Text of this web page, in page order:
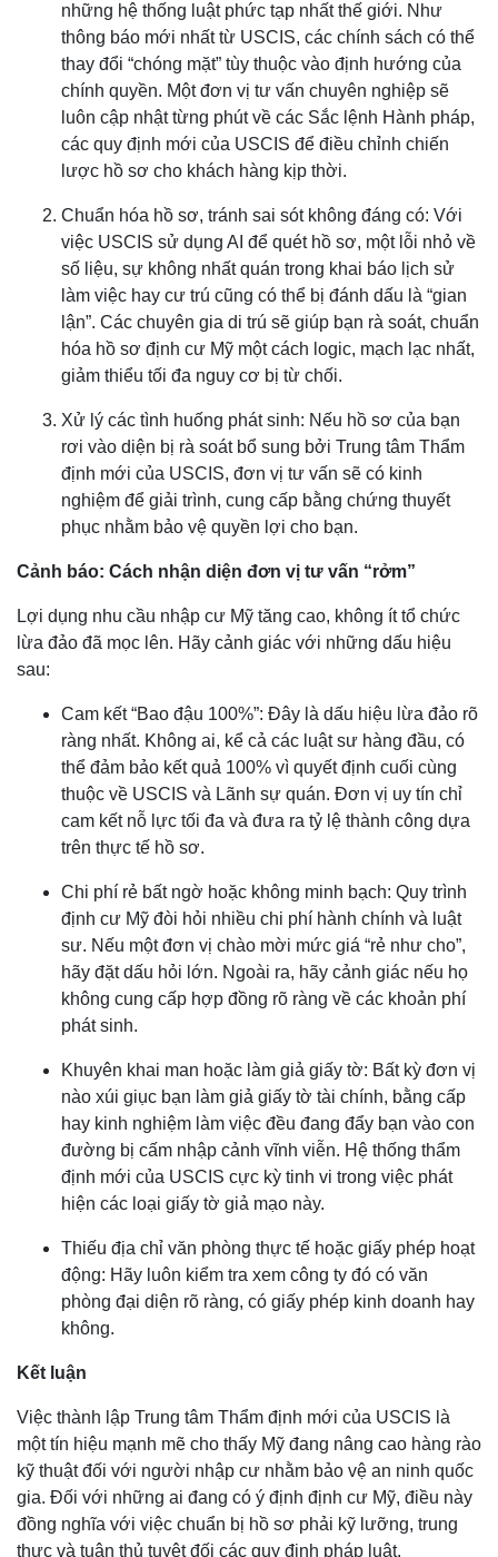
những hệ thống luật phức tạp nhất thế giới. Như
thông báo mới nhất từ USCIS, các chính sách có thể
thay đổi “chóng mặt” tùy thuộc vào định hướng của
chính quyền. Một đơn vị tư vấn chuyên nghiệp sẽ
luôn cập nhật từng phút về các Sắc lệnh Hành pháp,
các quy định mới của USCIS để điều chỉnh chiến
lược hồ sơ cho khách hàng kịp thời.
Chuẩn hóa hồ sơ, tránh sai sót không đáng có: Với
việc USCIS sử dụng AI để quét hồ sơ, một lỗi nhỏ về
số liệu, sự không nhất quán trong khai báo lịch sử
làm việc hay cư trú cũng có thể bị đánh dấu là “gian
lận”. Các chuyên gia di trú sẽ giúp bạn rà soát, chuẩn
hóa hồ sơ định cư Mỹ một cách logic, mạch lạc nhất,
giảm thiểu tối đa nguy cơ bị từ chối.
Xử lý các tình huống phát sinh: Nếu hồ sơ của bạn
rơi vào diện bị rà soát bổ sung bởi Trung tâm Thẩm
định mới của USCIS, đơn vị tư vấn sẽ có kinh
nghiệm để giải trình, cung cấp bằng chứng thuyết
phục nhằm bảo vệ quyền lợi cho bạn.
Cảnh báo: Cách nhận diện đơn vị tư vấn “rởm”
Lợi dụng nhu cầu nhập cư Mỹ tăng cao, không ít tổ chức
lừa đảo đã mọc lên. Hãy cảnh giác với những dấu hiệu
sau:
Cam kết “Bao đậu 100%”: Đây là dấu hiệu lừa đảo rõ
ràng nhất. Không ai, kể cả các luật sư hàng đầu, có
thể đảm bảo kết quả 100% vì quyết định cuối cùng
thuộc về USCIS và Lãnh sự quán. Đơn vị uy tín chỉ
cam kết nỗ lực tối đa và đưa ra tỷ lệ thành công dựa
trên thực tế hồ sơ.
Chi phí rẻ bất ngờ hoặc không minh bạch: Quy trình
định cư Mỹ đòi hỏi nhiều chi phí hành chính và luật
sư. Nếu một đơn vị chào mời mức giá “rẻ như cho”,
hãy đặt dấu hỏi lớn. Ngoài ra, hãy cảnh giác nếu họ
không cung cấp hợp đồng rõ ràng về các khoản phí
phát sinh.
Khuyên khai man hoặc làm giả giấy tờ: Bất kỳ đơn vị
nào xúi giục bạn làm giả giấy tờ tài chính, bằng cấp
hay kinh nghiệm làm việc đều đang đẩy bạn vào con
đường bị cấm nhập cảnh vĩnh viễn. Hệ thống thẩm
định mới của USCIS cực kỳ tinh vi trong việc phát
hiện các loại giấy tờ giả mạo này.
Thiếu địa chỉ văn phòng thực tế hoặc giấy phép hoạt
động: Hãy luôn kiểm tra xem công ty đó có văn
phòng đại diện rõ ràng, có giấy phép kinh doanh hay
không.
Kết luận
Việc thành lập Trung tâm Thẩm định mới của USCIS là
một tín hiệu mạnh mẽ cho thấy Mỹ đang nâng cao hàng rào
kỹ thuật đối với người nhập cư nhằm bảo vệ an ninh quốc
gia. Đối với những ai đang có ý định định cư Mỹ, điều này
đồng nghĩa với việc chuẩn bị hồ sơ phải kỹ lưỡng, trung
thực và tuân thủ tuyệt đối các quy định pháp luật.